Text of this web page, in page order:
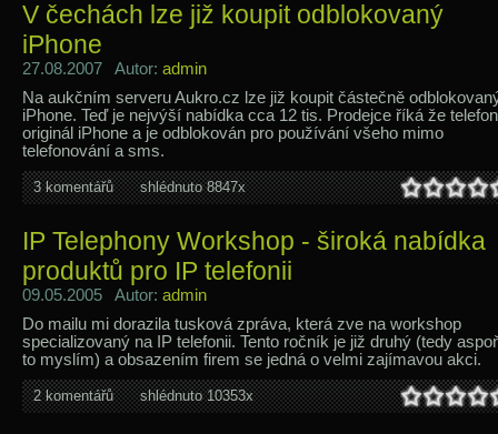
V čechách lze již koupit odblokovaný
iPhone
27.08.2007 Autor: admin
Na aukčním serveru Aukro.cz lze již koupit částečně
iPhone. Teď je nejvýší nabídka cca 12 tis. Prodejce říká že
originál iPhone a je odblokován pro používání všeho mimo
telefonování a sms.
3 komentářů shlédnuto 8847x
IP Telephony Workshop - široká nabídka
produktů pro IP telefonii
09.05.2005 Autor: admin
Do mailu mi dorazila tusková zpráva, která zve na workshop
specializovaný na IP telefonii. Tento ročník je již druhý (tedy
to myslím) a obsazením firem se jedná o velmi zajímavou akci.
2 komentářů shlédnuto 10353x